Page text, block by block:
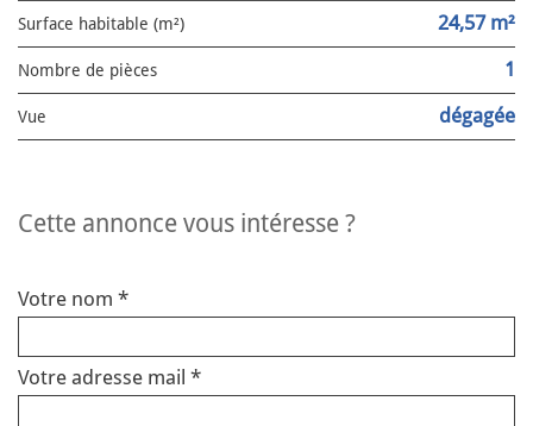
Surface habitable (m²) 24,57 m²
Nombre de pièces 1
Vue dégagée
cette annonce vous intéresse ?
Votre nom *
Votre adresse mail *